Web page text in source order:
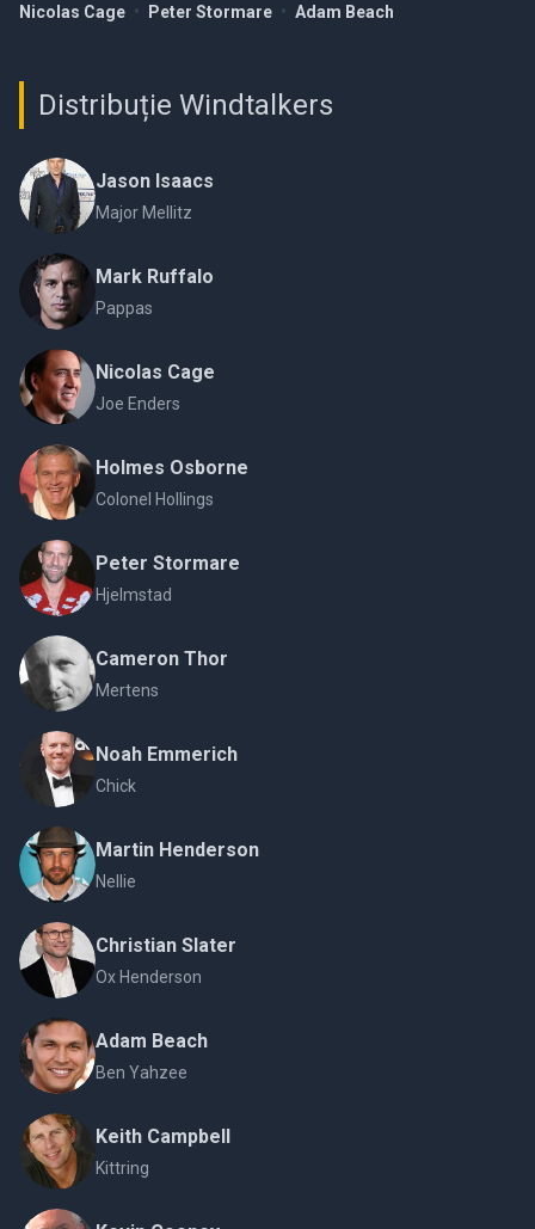
Nicolas Cage • Peter Stormare • Adam Beach
Distribuție Windtalkers
Jason Isaacs
Major Mellitz
Mark Ruffalo
Pappas
Nicolas Cage
Joe Enders
Holmes Osborne
Colonel Hollings
Peter Stormare
Hjelmstad
Cameron Thor
Mertens
Noah Emmerich
Chick
Martin Henderson
Nellie
Christian Slater
Ox Henderson
Adam Beach
Ben Yahzee
Keith Campbell
Kittring